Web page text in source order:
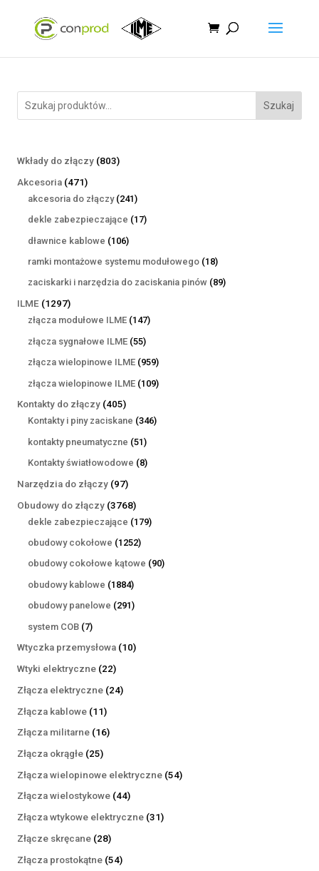
Szukaj
Wkłady do złączy 803803
Akcesoria 471471
produktów
akcesoria do złączy 241241
produktów
dekle zabezpieczające 1717
dławnice kablowe 106106
produktów
ramki montażowe systemu modułowego 1818
produktów
zaciskarki i narzędzia do zaciskania pinów 8989
ILME 12971297
produktów
złącza modułowe ILME 147147
złącza sygnałowe ILME 5555
produktów
złącza wielopinowe ILME 959959
produktów
złącza wielopinowe ILME 109109
Kontakty do złączy 405405
produktów
Kontakty i piny zaciskane 346346
kontakty pneumatyczne 5151
produktów
Kontakty światłowodowe 88
Narzędzia do złączy 9797
produktów
Obudowy do złączy 37683768
produktów
dekle zabezpieczające 179179
obudowy cokołowe 12521252
produkty
obudowy cokołowe kątowe 9090
obudowy kablowe 18841884
produkty
obudowy panelowe 291291
system COB 77
produktów
Wtyczka przemysłowa 1010
Wtyki elektryczne 2222
produkty
Złącza elektryczne 2424
Złącza kablowe 1111
produktów
Złącza militarne 1616
Złącza okrągłe 2525
produktów
Złącza wielopinowe elektryczne 5454
Złącza wielostykowe 4444
produkty
Złącza wtykowe elektryczne 3131
Złącze skręcane 2828
produktów
Złącza prostokątne 5454